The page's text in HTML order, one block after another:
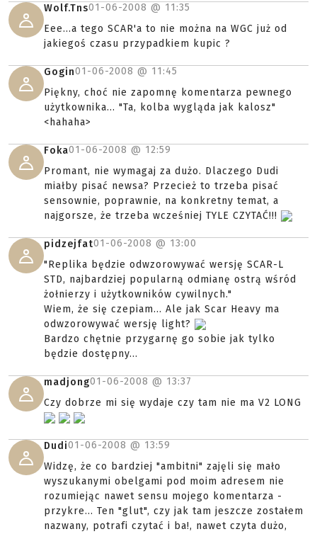
Wolf.Tns01-06-2008 @ 11:35
Eee...a tego SCAR'a to nie można na WGC już od
jakiegoś czasu przypadkiem kupic ?
Gogin01-06-2008 @ 11:45
Piękny, choć nie zapomnę komentarza pewnego
użytkownika... "Ta, kolba wygląda jak kalosz"
<hahaha>
Foka01-06-2008 @ 12:59
Promant, nie wymagaj za dużo. Dlaczego Dudi
miałby pisać newsa? Przecież to trzeba pisać
sensownie, poprawnie, na konkretny temat, a
najgorsze, że trzeba wcześniej TYLE CZYTAĆ!!!
pidzejfat01-06-2008 @ 13:00
"Replika będzie odwzorowywać wersję SCAR-L
STD, najbardziej popularną odmianę ostrą wśród
żołnierzy i użytkowników cywilnych."
Wiem, że się czepiam... Ale jak Scar Heavy ma
odwzorowywać wersję light?
Bardzo chętnie przygarnę go sobie jak tylko
będzie dostępny...
madjong01-06-2008 @ 13:37
Czy dobrze mi się wydaje czy tam nie ma V2 LONG
Dudi01-06-2008 @ 13:59
Widzę, że co bardziej "ambitni" zajęli się mało
wyszukanymi obelgami pod moim adresem nie
rozumiejąc nawet sensu mojego komentarza -
przykre... Ten "glut", czy jak tam jeszcze zostałem
nazwany, potrafi czytać i ba!, nawet czyta dużo,